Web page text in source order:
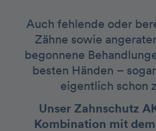
Auch fehlende oder
Zähne sowie
begonnene
besten Händen –
eigentlich schon
Unser Zahnschutz
Kombination mit